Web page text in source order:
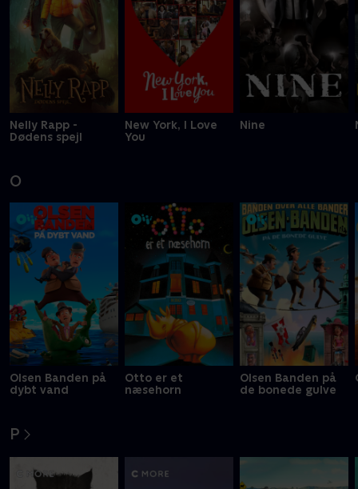
Nelly Rapp -
Dødens spejl
New York, I Love
You
Nine
O
Olsen Banden på
dybt vand
Otto er et
næsehorn
Olsen Banden på
de bonede gulve
P